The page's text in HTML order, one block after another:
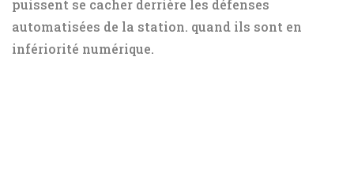
puissent se cacher derrière les défenses
automatisées de la station. quand ils sont en
infériorité numérique.